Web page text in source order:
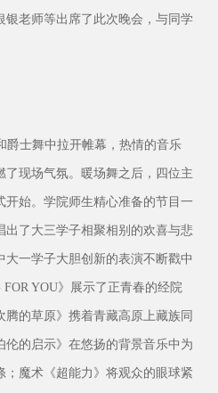
银老师等出席了此次晚会，与同学
爵士舞中拉开帷幕，热情的音乐
现场气氛。暖场舞之后，四位主
始。学院师生精心准备的节目一
出了大三学子相聚相别的欢喜与悲
一学子大胆创新的表演不断戳中
YOU》展示了正青春的经院
的草原》携着青藏高原上藏族同
伦的启示》在悠扬的背景音乐中为
魔术《超能力》将观众的眼球紧